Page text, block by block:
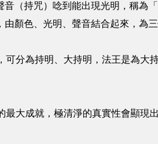
（持咒）唸到能出現光明，稱為
顏色、光明、聲音結合起來，為
分為持明、大持明，法王是為大
大成就，極清淨的真實性會顯現